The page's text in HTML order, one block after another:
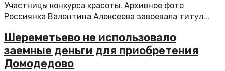
Участницы конкурса красоты. Архивное фото
Россиянка Валентина Алексеева завоевала титул...
Шереметьево не использовало
заемные деньги для приобретения
Домодедово